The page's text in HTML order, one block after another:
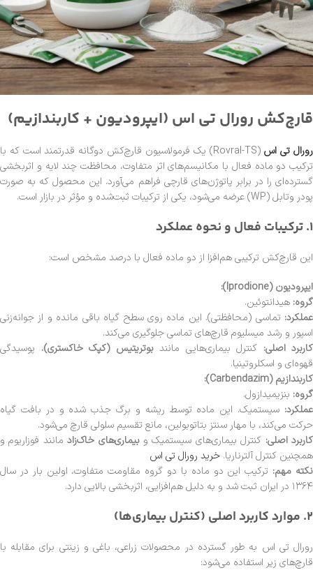
قارچ‌کش رورال تی اس (ایپرودیون + کاربندازیم)
رورال تی اس
(Rovral-TS) یک فرمولاسیون قارچ‌کش دوگانه قدرتمند است که با
ترکیب دو ماده فعال با مکانیسم‌های اثر متفاوت، محافظت چند لایه و اثربخشی
گسترده‌ای را در برابر پاتوژن‌های قارچی فراهم می‌آورد. این محصول که به صورت
پودر وتابل (WP) عرضه می‌شود، یکی از ترکیبات ثبت‌شده و مؤثر در بازار است.
1. ترکیبات فعال و نحوه عملکرد
این قارچ‌کش ترکیبی هم‌افزا از دو ماده فعال با درصد مشخص است:
ایپرودیون (Iprodione):
گروه: هیدانتوئین.
عملکرد: تماسی (محافظتی). این ماده روی سطح گیاه باقی مانده و از جوانه‌زنی
اسپور و رشد میسلیوم قارچ‌های تماسی جلوگیری می‌کند.
کاربرد اصلی: کنترل بیماری‌هایی مانندبوتریتیس (کپک خاکستری)، پوسیدگی
قهوه‌ای و اسکلروتینیا.
کاربندازیم (Carbendazim):
گروه: بنزیمیدازول.
عملکرد: سیستمیک. این ماده توسط ریشه و برگ جذب شده و در بافت گیاه
حرکت می‌کند، با مهار سنتز بتاتوبولین، مانع تقسیم سلولی قارچ می‌شود.
کاربرد اصلی: کنترل بیماری‌های سیستمیک وبیماری‌های خاک‌زادمانند فوزاریوم و
همچنین کنترل آلترناریا. خرید رورال تی اس
نکته مهم: ترکیب این دو ماده با دو گروه مقاومت متفاوت، اولین بار در سال
۱۳۶۴ در ایران ثبت شد و به دلیل هم‌افزایی، اثربخشی بالایی دارد.
2. موارد کاربرد اصلی (کنترل بیماری‌ها)
رورال تی اس به طور گسترده در محصولات زراعی، باغی و زینتی برای مقابله با
قارچ‌های زیر استفاده می‌شود: